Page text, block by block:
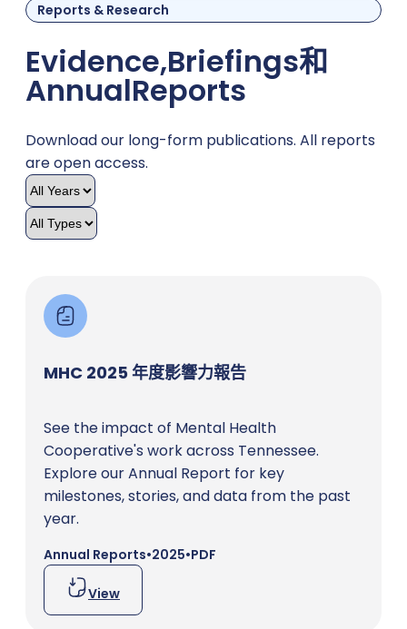
Reports & Research
Evidence,Briefings和
AnnualReports
Download our long-form publications. All reports
are open access.
MHC 2025 年度影響力報告
See the impact of Mental Health
Cooperative's work across Tennessee.
Explore our Annual Report for key
milestones, stories, and data from the past
year.
Annual Reports•2025•PDF
View